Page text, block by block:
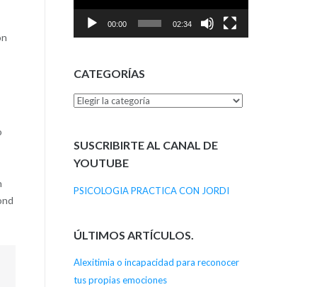
00:00 02:34
CATEGORÍAS
Categorías
SUSCRIBIRTE AL CANAL DE
YOUTUBE
PSICOLOGIA PRACTICA CON JORDI
ÚLTIMOS ARTÍCULOS.
Alexitimia o incapacidad para reconocer
tus propias emociones